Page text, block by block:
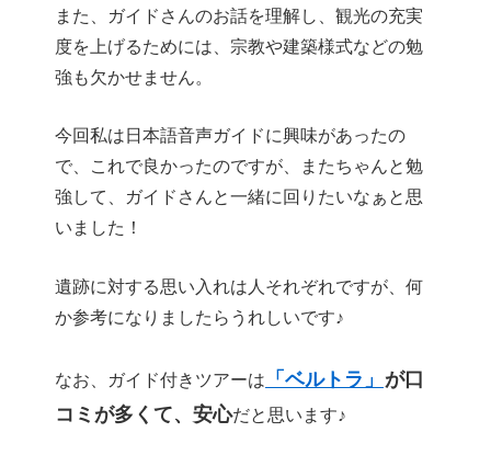
また、ガイドさんのお話を理解し、観光の充実
度を上げるためには、宗教や建築様式などの勉
強も欠かせません。
今回私は日本語音声ガイドに興味があったの
で、これで良かったのですが、またちゃんと勉
強して、ガイドさんと一緒に回りたいなぁと思
いました！
遺跡に対する思い入れは人それぞれですが、何
か参考になりましたらうれしいです♪
なお、ガイド付きツアーは 「ベルトラ」 が口
コミが多くて、安心だと思います♪